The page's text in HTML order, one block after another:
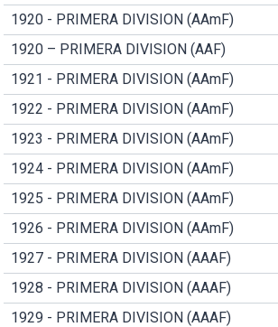
1920 - PRIMERA DIVISION (AAmF)
1920 – PRIMERA DIVISION (AAF)
1921 - PRIMERA DIVISION (AAmF)
1922 - PRIMERA DIVISION (AAmF)
1923 - PRIMERA DIVISION (AAmF)
1924 - PRIMERA DIVISION (AAmF)
1925 - PRIMERA DIVISION (AAmF)
1926 - PRIMERA DIVISION (AAmF)
1927 - PRIMERA DIVISION (AAAF)
1928 - PRIMERA DIVISION (AAAF)
1929 - PRIMERA DIVISION (AAAF)